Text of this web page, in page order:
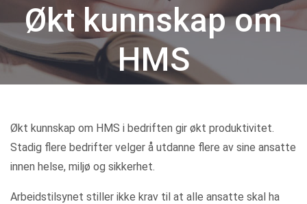
ledere
og
verneombud
Økt kunnskap om
HMS
Økt kunnskap om HMS i bedriften gir økt produktivitet.
Stadig flere bedrifter velger å utdanne flere av sine ansatte
innen helse, miljø og sikkerhet.
Arbeidstilsynet stiller ikke krav til at alle ansatte skal ha